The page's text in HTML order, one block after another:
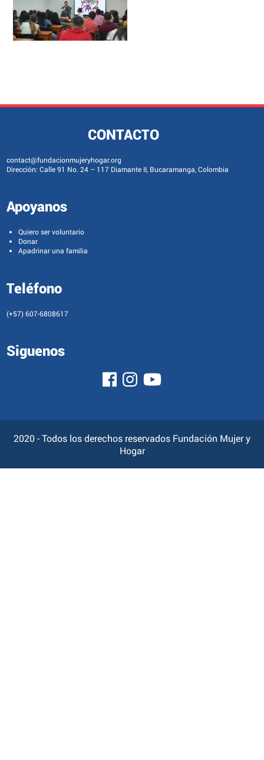
CONTACTO
contact@fundacionmujeryhogar.org
Dirección: Calle 91 No. 24 – 117 Diamante II, Bucaramanga, Colombia
Apoyanos
Quiero ser voluntario
Donar
Apadrinar una familia
Teléfono
(+57) 607-6808617
Siguenos
2020 - Todos los derechos reservados Fundación Mujer y
Hogar